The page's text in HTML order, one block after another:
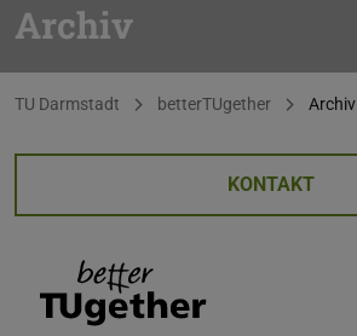
Archiv
Sie befinden sich hier:
TU Darmstadt betterTUgether Archiv
KONTAKT